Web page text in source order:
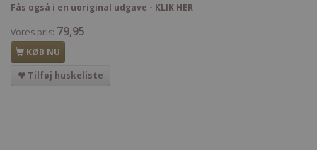
Fås også i en uoriginal udgave - KLIK HER
Vores pris: 79,95
KØB NU
Tilføj huskeliste